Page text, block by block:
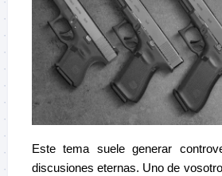
Este tema suele generar
discusiones eternas. Uno de